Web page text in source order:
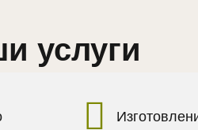
услуги